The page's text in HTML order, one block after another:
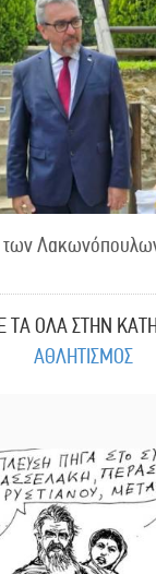
των
ΤΑ ΟΛΑ ΣΤΗΝ
ΑΘΛΗΤΙΣΜΟΣ